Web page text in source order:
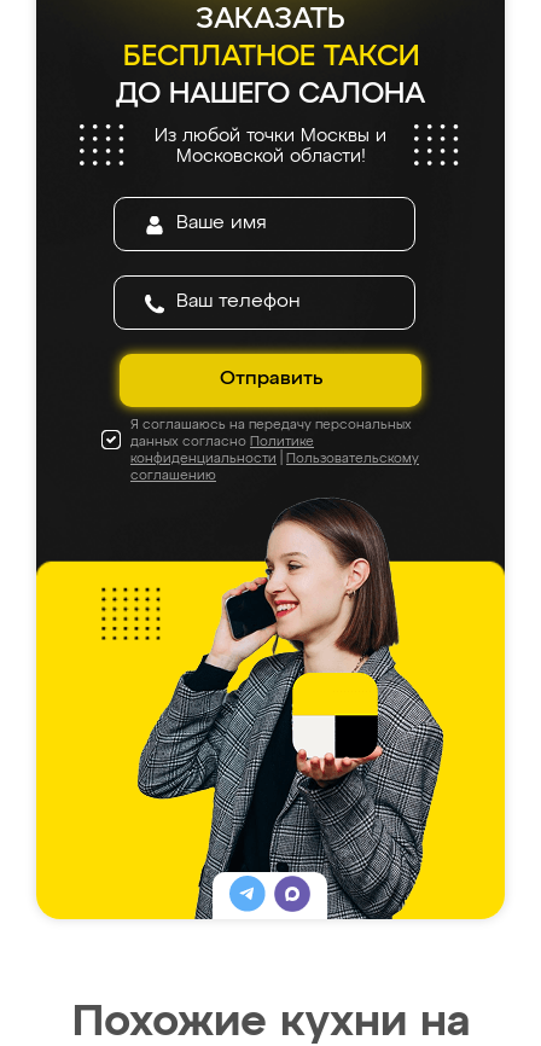
ЗАКАЗАТЬ
БЕСПЛАТНОЕ ТАКСИ
ДО НАШЕГО САЛОНА
Из любой точки Москвы и
Московской области!
Отправить
Я соглашаюсь на передачу персональных
данных согласно Политике
конфиденциальности
Пользовательскому
соглашению
Похожие кухни на